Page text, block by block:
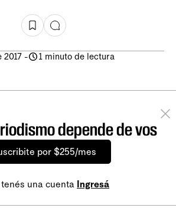
2017 - 1 minuto de lectura
depende de vos
por $255/mes
tenés una cuenta Ingresá